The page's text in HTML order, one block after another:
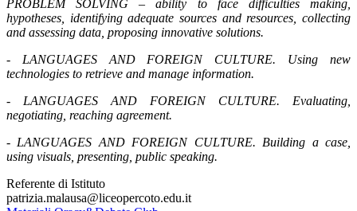
PROBLEM SOLVING – ability to face difficulties making,
hypotheses, identifying adequate sources and resources, collecting
and assessing data, proposing innovative solutions.
- LANGUAGES AND FOREIGN CULTURE. Using new
technologies to retrieve and manage information.
- LANGUAGES AND FOREIGN CULTURE. Evaluating,
negotiating, reaching agreement.
- LANGUAGES AND FOREIGN CULTURE. Building a case,
using visuals, presenting, public speaking.
Referente di Istituto
patrizia.malausa@liceopercoto.edu.it